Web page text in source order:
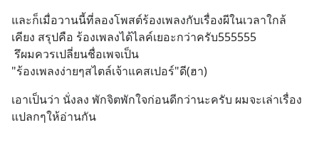
และก็เมื่อวานนี้ที่ลองโพสต์ร้องเพลงกับเรื่องผีในเวลาใกล้
เคียง สรุปคือ ร้องเพลงได้ไลค์เยอะกว่าครับ555555
รึผมควรเปลี่ยนชื่อเพจเป็น
"ร้องเพลงง่ายๆสไตล์เจ้าแคสเปอร์"ดี(ฮา)
เอาเป็นว่า นั่งลง พักจิตพักใจก่อนดีกว่านะครับ ผมจะเล่าเรื่อง
แปลกๆให้อ่านกัน